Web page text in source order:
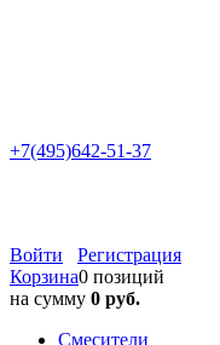
+7(495)642-51-37
Войти
Регистрация
Корзина0 позиций
на сумму 0 руб.
Смесители